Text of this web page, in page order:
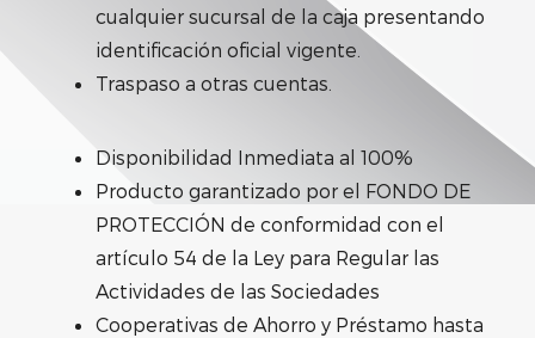
cualquier sucursal de la caja presentando
identificación oficial vigente.
Traspaso a otras cuentas.
Disponibilidad Inmediata al 100%
Producto garantizado por el FONDO DE
PROTECCIÓN de conformidad con el
artículo 54 de la Ley para Regular las
Actividades de las Sociedades
Cooperativas de Ahorro y Préstamo hasta